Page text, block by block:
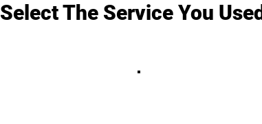
Select The Service You Used